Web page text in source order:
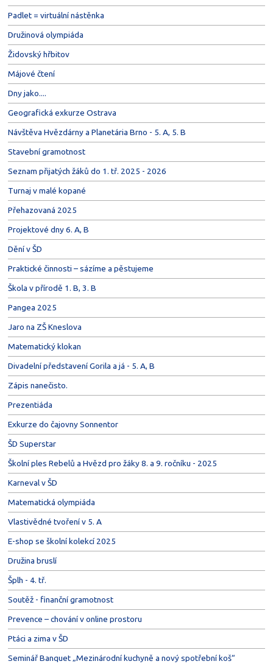
Padlet = virtuální nástěnka
Družinová olympiáda
Židovský hřbitov
Májové čtení
Dny jako....
Geografická exkurze Ostrava
Návštěva Hvězdárny a Planetária Brno - 5. A, 5. B
Stavební gramotnost
Seznam přijatých žáků do 1. tř. 2025 - 2026
Turnaj v malé kopané
Přehazovaná 2025
Projektové dny 6. A, B
Dění v ŠD
Praktické činnosti – sázíme a pěstujeme
Škola v přírodě 1. B, 3. B
Pangea 2025
Jaro na ZŠ Kneslova
Matematický klokan
Divadelní představení Gorila a já - 5. A, B
Zápis nanečisto.
Prezentiáda
Exkurze do čajovny Sonnentor
ŠD Superstar
Školní ples Rebelů a Hvězd pro žáky 8. a 9. ročníku - 2025
Karneval v ŠD
Matematická olympiáda
Vlastivědné tvoření v 5. A
E-shop se školní kolekcí 2025
Družina bruslí
Šplh - 4. tř.
Soutěž - finanční gramotnost
Prevence – chování v online prostoru
Ptáci a zima v ŠD
Seminář Banquet „Mezinárodní kuchyně a nový spotřební koš“